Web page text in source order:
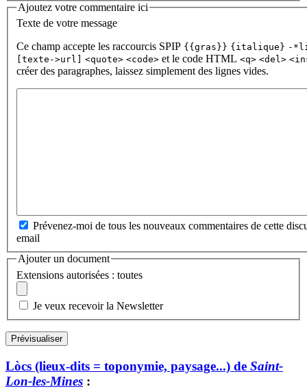
Ajoutez votre commentaire ici
Texte de votre message
Ce champ accepte les raccourcis SPIP {{gras}} {italique} -
[texte->url]
<quote> <code> et le code HTML <q> <del>
créer des paragraphes, laissez simplement des lignes vides.
Prévenez-moi de tous les nouveaux commentaires de cette
email
Ajouter un document
Extensions autorisées : toutes
Je veux recevoir la Newsletter
Lòcs (lieux-dits = toponymie, paysage...) de Saint-
Lon-les-Mines :